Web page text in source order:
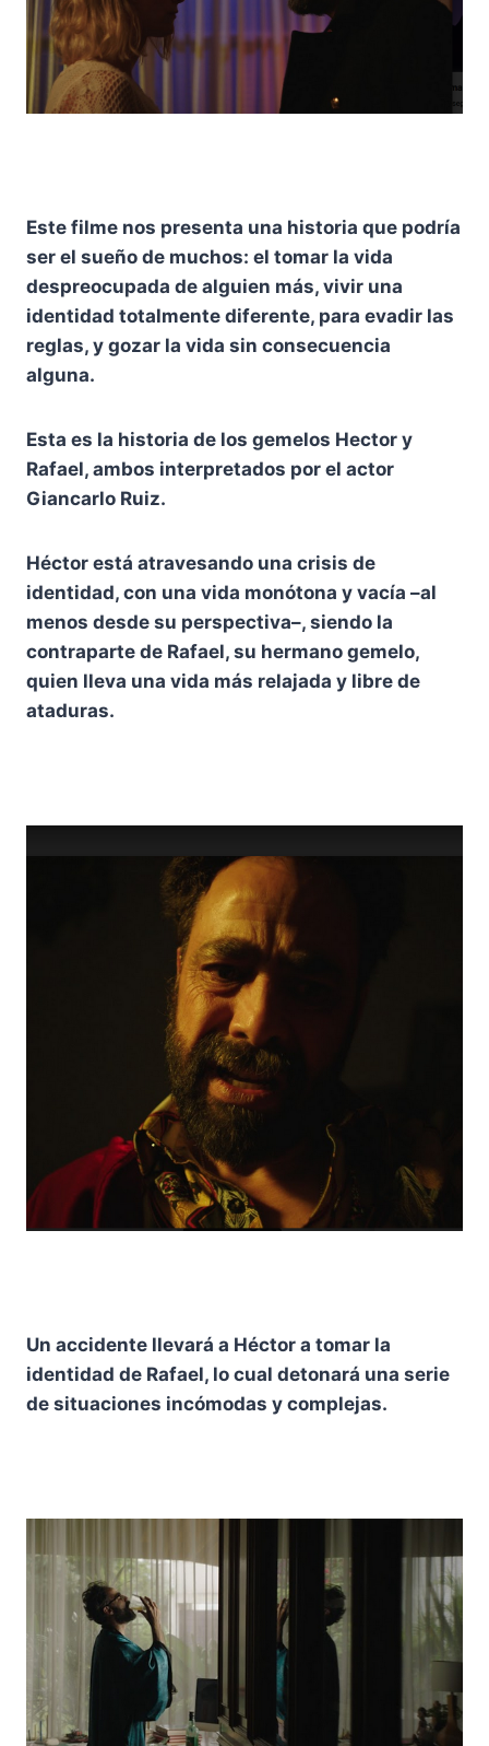
Este filme nos presenta una historia que podría
ser el sueño de muchos: el tomar la vida
despreocupada de alguien más, vivir una
identidad totalmente diferente, para evadir las
reglas, y gozar la vida sin consecuencia
alguna.
Esta es la historia de los gemelos Hector y
Rafael, ambos interpretados por el actor
Giancarlo Ruiz.
Héctor está atravesando una crisis de
identidad, con una vida monótona y vacía –al
menos desde su perspectiva–, siendo la
contraparte de Rafael, su hermano gemelo,
quien lleva una vida más relajada y libre de
ataduras.
Un accidente llevará a Héctor a tomar la
identidad de Rafael, lo cual detonará una serie
de situaciones incómodas y complejas.